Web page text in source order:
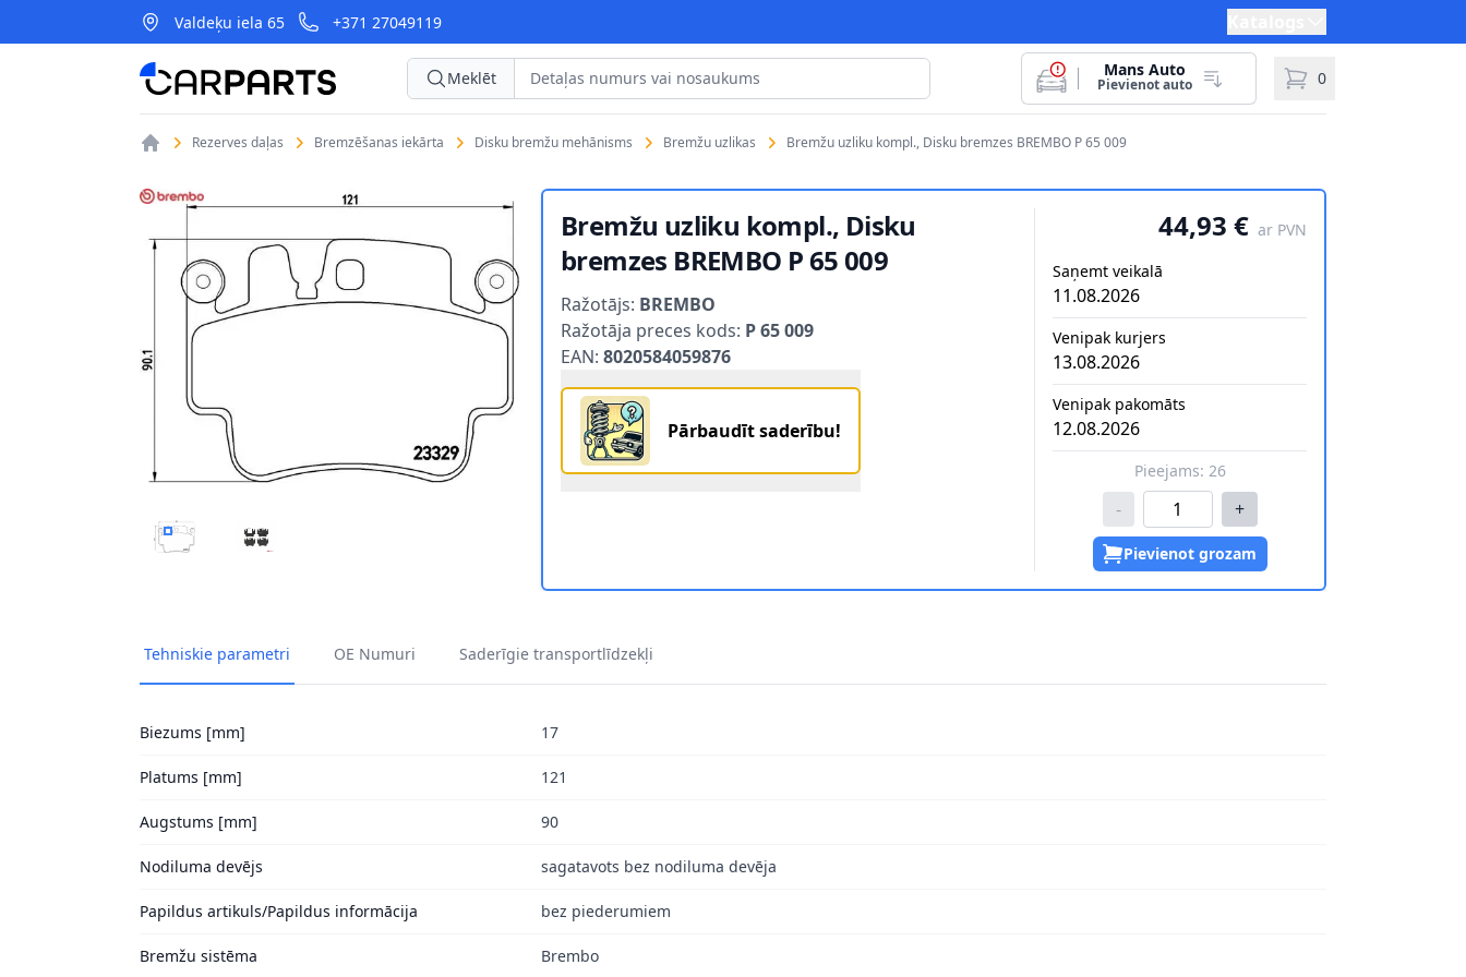
Valdeķu iela 65 +371 27049119
CarParts Meklēt Mans Auto
Pievienot auto 0
Rezerves daļas Bremzēšanas iekārta Disku bremžu mehānisms Bremžu uzlikas Bremžu uzliku kompl., Disku bremzes BREMBO P 65 009
BREMŽU UZLIKU KOMPL., DISKU BREMZES BREMBO P 65 009 1
BREMŽU UZLIKU KOMPL., DISKU BREMZES BREMBO P 65 009 2
Bremžu uzliku kompl., Disku
bremzes BREMBO P 65 009
Ražotājs: BREMBO
Ražotāja preces kods: P 65 009
EAN: 8020584059876
Pārbaudīt saderību!
44,93 € ar PVN
Saņemt veikalā
11.08.2026
Venipak kurjers
13.08.2026
Venipak pakomāts
12.08.2026
Pieejams: 26
- +
Pievienot grozam
Tehniskie parametri OE Numuri Saderīgie transportlīdzekļi
Biezums [mm] 17
Platums [mm] 121
Augstums [mm] 90
Nodiluma devējs sagatavots bez nodiluma devēja
Papildus artikuls/Papildus informācija bez piederumiem
Bremžu sistēma Brembo